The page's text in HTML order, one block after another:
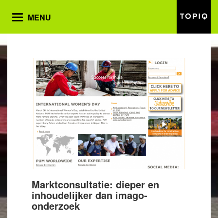
Toggle
MENU
Marktconsultatie: dieper en
inhoudelijker dan imago-
onderzoek